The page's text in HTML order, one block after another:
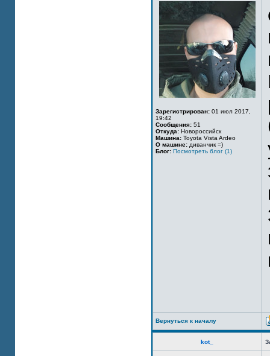
Зарегистрирован: 01 июл 2017,
19:42
Сообщения: 51
Откуда: Новороссийск
Машина: Toyota Vista Ardeo
О машине: диванчик =)
Блог: Посмотреть блог (1)
Вернуться к началу
kot_